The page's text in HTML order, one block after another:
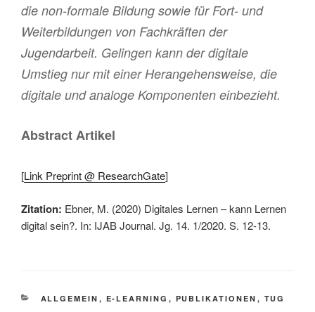
die non-formale Bildung sowie für Fort- und
Weiterbildungen von Fachkräften der
Jugendarbeit. Gelingen kann der digitale
Umstieg nur mit einer Herangehensweise, die
digitale und analoge Komponenten einbezieht.
Abstract Artikel
[Link Preprint @ ResearchGate]
Zitation: Ebner, M. (2020) Digitales Lernen – kann Lernen
digital sein?. In: IJAB Journal. Jg. 14. 1/2020. S. 12-13.
KATEGORIEN
ALLGEMEIN , E-LEARNING , PUBLIKATIONEN , TUG